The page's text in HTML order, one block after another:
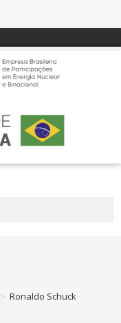
> Ronaldo Schuck